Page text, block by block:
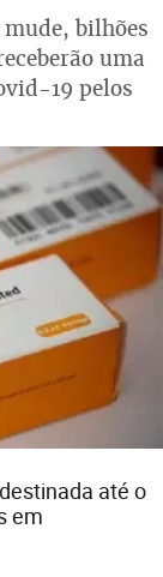
bilhões
uma
19 pelos
até o
em